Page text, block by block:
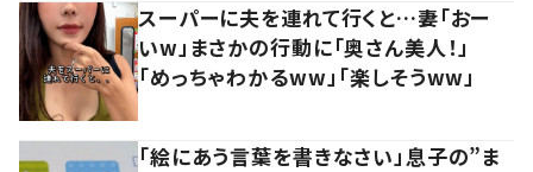
スーパーに夫を連れて行くと…妻「おー
いw」まさかの行動に「奥さん美人！」
「めっちゃわかるww」「楽しそうww」
「絵にあう言葉を書きなさい」息子の”ま